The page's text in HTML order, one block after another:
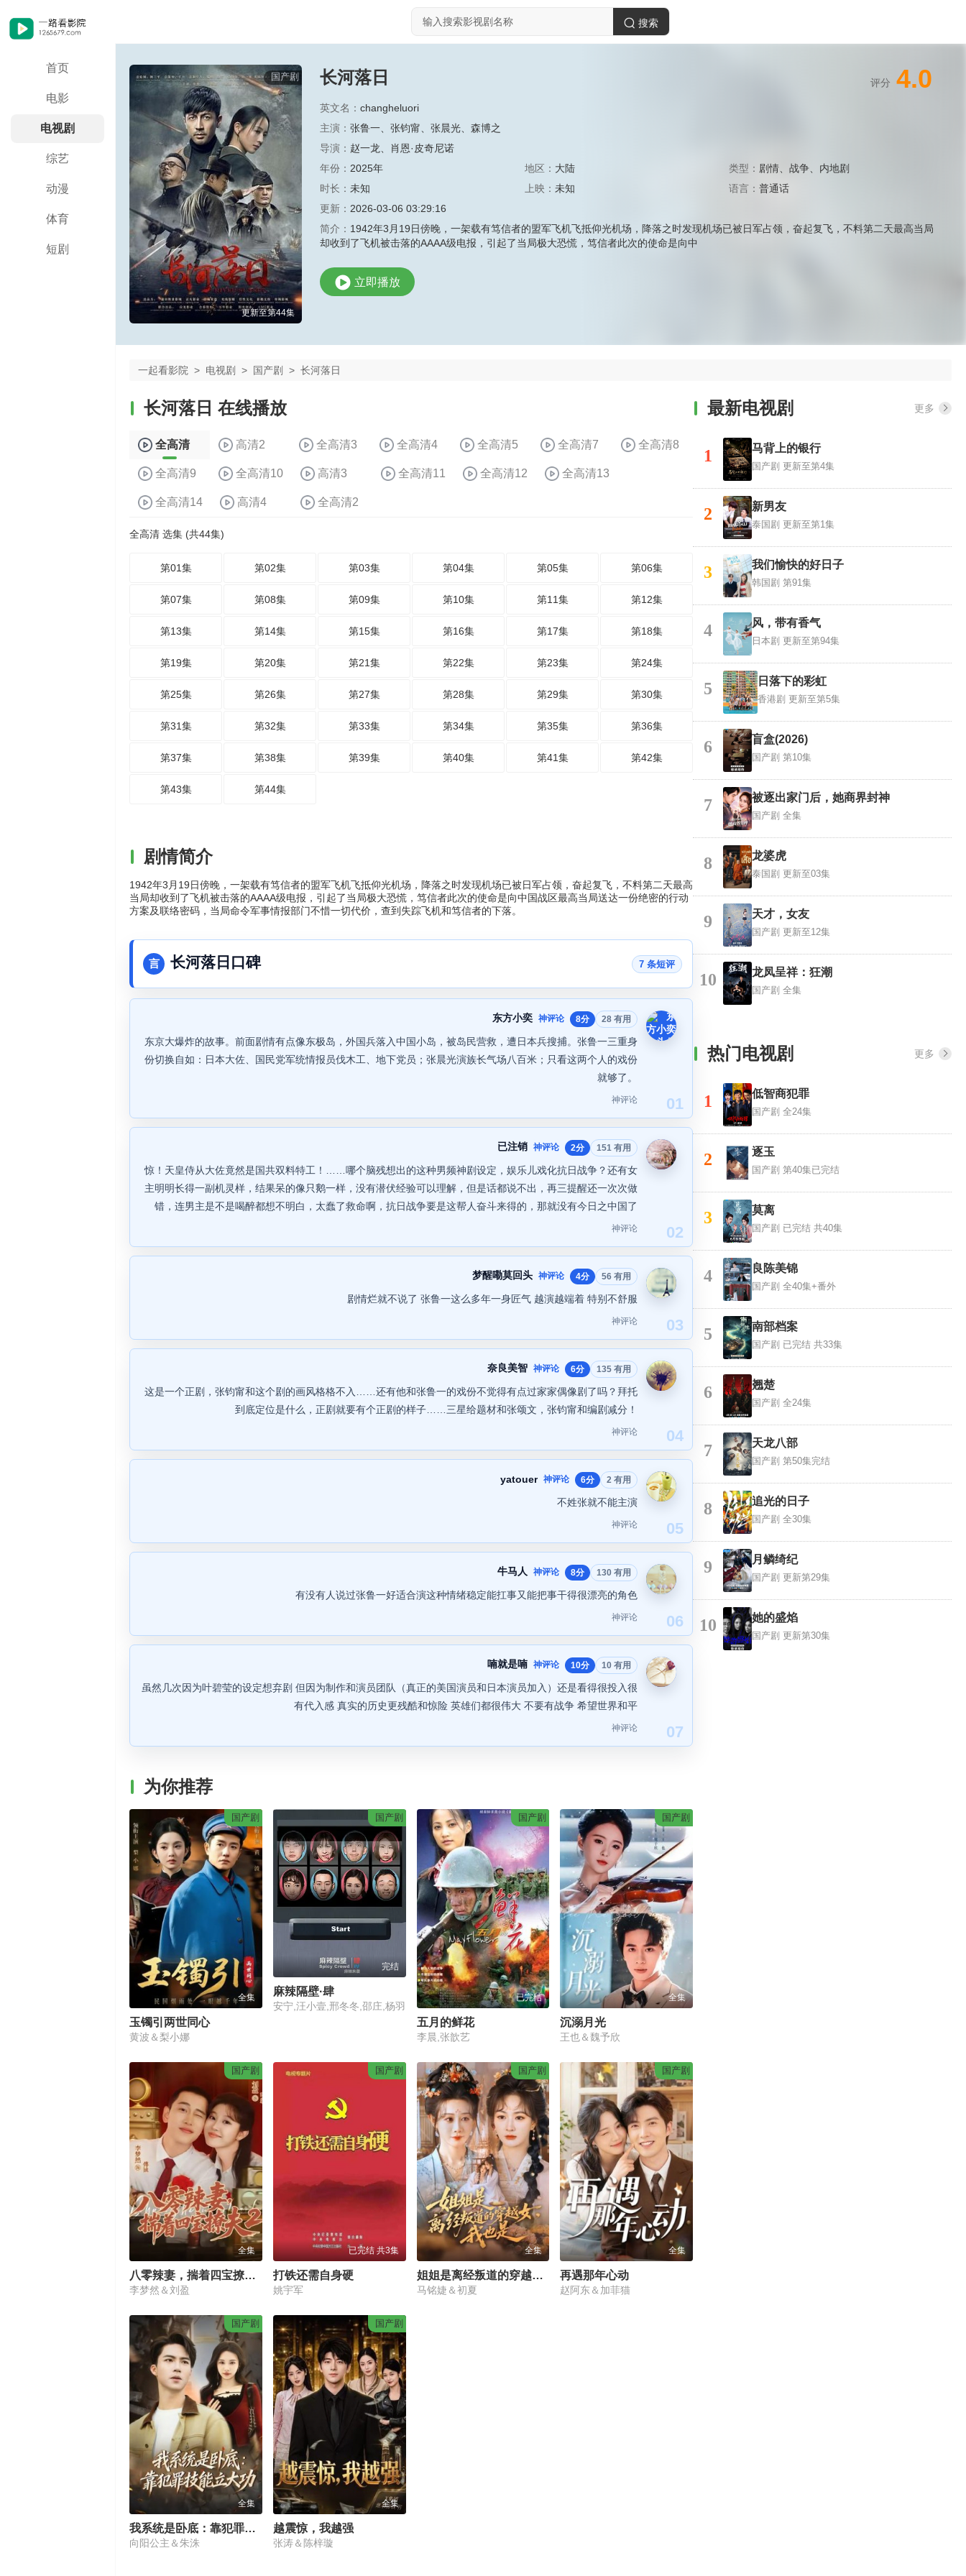
首页
电影
电视剧
综艺
动漫
体育
短剧
搜索
国产剧
更新至第44集
长河落日
英文名： changheluori
主演： 张鲁一 张钧甯 张晨光
森博之
导演： 赵一龙
肖恩·皮奇尼诺
年份： 2025年 地区： 大陆 类型： 剧情 、战争
内地剧
时长： 未知 上映： 未知 语言：普通话
更新： 2026-03-06 03:29:16
简介： 1942年3月19日傍晚，一架载有笃信者的盟军飞机飞抵仰光机场，降落之时发现机场已被日军占领，奋起复飞，不料第二天最高当局
却收到了飞机被击落的AAAA级电报，引起了当局极大恐慌，笃信者此次的使命是向中
评分 4.0
立即播放
一起看影院 > 电视剧 > 国产剧 > 长河落日
长河落日 在线播放
全高清 高清2 全高清3 全高清4 全高清5 全高清7 全高清8
全高清9 全高清10 高清3 全高清11 全高清12 全高清13
全高清14 高清4 全高清2
全高清 选集 (共44集)
第01集 第02集 第03集 第04集 第05集 第06集
第07集 第08集 第09集 第10集 第11集 第12集
第13集 第14集 第15集 第16集 第17集 第18集
第19集 第20集 第21集 第22集 第23集 第24集
第25集 第26集 第27集 第28集 第29集 第30集
第31集 第32集 第33集 第34集 第35集 第36集
第37集 第38集 第39集 第40集 第41集 第42集
第43集 第44集
剧情简介
1942年3月19日傍晚，一架载有笃信者的盟军飞机飞抵仰光机场，降落之时发现机场已被日军占领，奋起复飞，不料第二天最高
当局却收到了飞机被击落的AAAA级电报，引起了当局极大恐慌，笃信者此次的使命是向中国战区最高当局送达一份绝密的行动
方案及联络密码，当局命令军事情报部门不惜一切代价，查到失踪飞机和笃信者的下落。
言 长河落日口碑 7 条短评
01
东方小奕 神评论 8分 28 有用
东京大爆炸的故事。前面剧情有点像东极岛，外国兵落入中国小岛，被岛民营救，遭日本兵搜捕。张鲁一三重身
份切换自如：日本大佐、国民党军统情报员伐木工、地下党员；张晨光演族长气场八百米；只看这两个人的戏份
就够了。
神评论
02
已注销 神评论 2分 151 有用
惊！天皇侍从大佐竟然是国共双料特工！……哪个脑残想出的这种男频神剧设定，娱乐儿戏化抗日战争？还有女
主明明长得一副机灵样，结果呆的像只鹅一样，没有潜伏经验可以理解，但是话都说不出，再三提醒还一次次做
错，连男主是不是喝醉都想不明白，太蠢了救命啊，抗日战争要是这帮人奋斗来得的，那就没有今日之中国了
神评论
03
梦醒嘞莫回头 神评论 4分 56 有用
剧情烂就不说了 张鲁一这么多年一身匠气 越演越端着 特别不舒服
神评论
04
奈良美智 神评论 6分 135 有用
这是一个正剧，张钧甯和这个剧的画风格格不入……还有他和张鲁一的戏份不觉得有点过家家偶像剧了吗？拜托
到底定位是什么，正剧就要有个正剧的样子……三星给题材和张颂文，张钧甯和编剧减分！
神评论
05
yatouer 神评论 6分 2 有用
不姓张就不能主演
神评论
06
牛马人 神评论 8分 130 有用
有没有人说过张鲁一好适合演这种情绪稳定能扛事又能把事干得很漂亮的角色
神评论
07
喃就是喃 神评论 10分 10 有用
虽然几次因为叶碧莹的设定想弃剧 但因为制作和演员团队（真正的美国演员和日本演员加入）还是看得很投入很
有代入感 真实的历史更残酷和惊险 英雄们都很伟大 不要有战争 希望世界和平
神评论
为你推荐
国产剧
全集
玉镯引两世同心
黄波＆梨小娜
国产剧
完结
麻辣隔壁·肆
安宁,汪小壹,邢冬冬,邵庄,杨羽
国产剧
已完结
五月的鲜花
李晨,张歆艺
国产剧
全集
沉溺月光
王也＆魏予欣
国产剧
全集
八零辣妻，揣着四宝撩夫2第2季
李梦然＆刘盈
国产剧
已完结 共3集
打铁还需自身硬
姚宇军
国产剧
全集
姐姐是离经叛道的穿越女，我也是
马铭婕＆初夏
国产剧
全集
再遇那年心动
赵阿东＆加菲猫
国产剧
全集
我系统是卧底：靠犯罪技能立大功
向阳公主＆朱洙
国产剧
全集
越震惊，我越强
张涛＆陈梓璇
最新电视剧 更多
1 马背上的银行
国产剧 更新至第4集
2 新男友
泰国剧 更新至第1集
3 我们愉快的好日子
韩国剧 第91集
4 风，带有香气
日本剧 更新至第94集
5 日落下的彩虹
香港剧 更新至第5集
6 盲盒(2026)
国产剧 第10集
7 被逐出家门后，她商界封神
国产剧 全集
8 龙婆虎
泰国剧 更新至03集
9 天才，女友
国产剧 更新至12集
10 龙凤呈祥：狂潮
国产剧 全集
热门电视剧 更多
1 低智商犯罪
国产剧 全24集
2 逐玉
国产剧 第40集已完结
3 莫离
国产剧 已完结 共40集
4 良陈美锦
国产剧 全40集+番外
5 南部档案
国产剧 已完结 共33集
6 翘楚
国产剧 全24集
7 天龙八部
国产剧 第50集完结
8 追光的日子
国产剧 全30集
9 月鳞绮纪
国产剧 更新第29集
10 她的盛焰
国产剧 更新第30集